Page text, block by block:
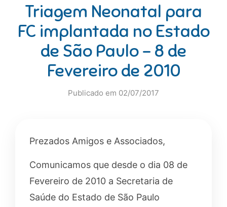
Triagem Neonatal para
FC implantada no Estado
de São Paulo – 8 de
Fevereiro de 2010
Publicado em 02/07/2017
Prezados Amigos e Associados,
Comunicamos que desde o dia 08 de
Fevereiro de 2010 a Secretaria de
Saúde do Estado de São Paulo